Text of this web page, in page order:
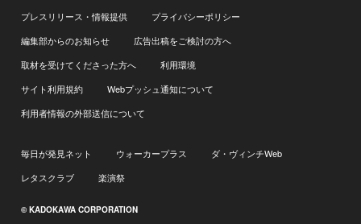
プレスリリース・情報提供
プライバシーポリシー
編集部からのお知らせ
広告出稿をご検討の方へ
取材を受けてくださった方へ
利用環境
サイト利用規約
Webプッシュ通知について
利用者情報の外部送信について
毎日が発見ネット ウォーカープラス
ダ・ヴィンチWeb
レタスクラブ
楽演祭
© KADOKAWA CORPORATION